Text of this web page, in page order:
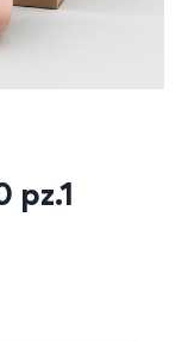
pz.1